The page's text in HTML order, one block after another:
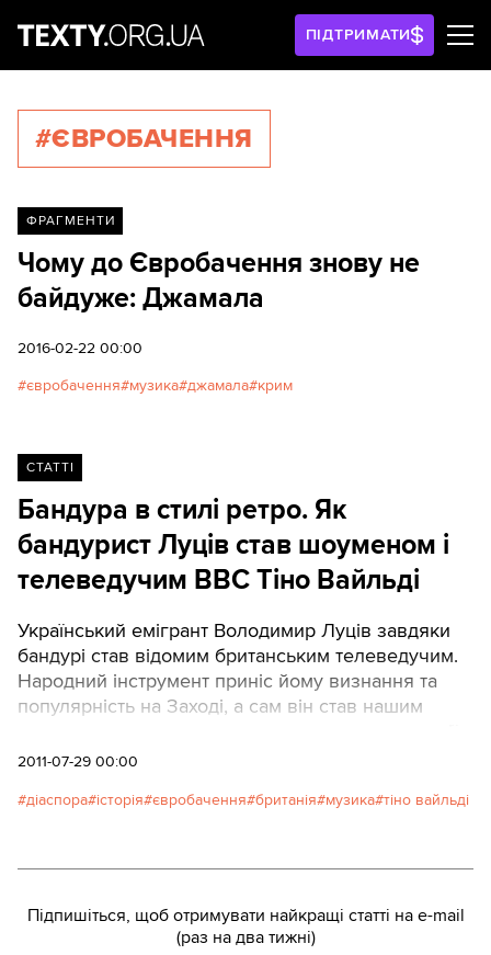
ПІДТРИМАТИ
#ЄВРОБАЧЕННЯ
ФРАГМЕНТИ
Чому до Євробачення знову не
байдуже: Джамала
2016-02-22 00:00
євробачення музика джамала крим
СТАТТІ
Бандура в стилі ретро. Як
бандурист Луців став шоуменом і
телеведучим ВВС Тіно Вайльді
Український емігрант Володимир Луців завдяки
бандурі став відомим британським телеведучим.
Народний інструмент приніс йому визнання та
популярність на Заході, а сам він став нашим
«Євробачення» ще 1961 року. З ретро-зіркою
2011-07-29 00:00
діаспора історія євробачення британія музика тіно вайльді
Підпишіться, щоб отримувати найкращі статті на e-mail
(раз на два тижні)